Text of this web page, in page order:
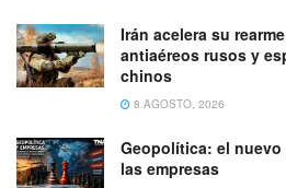
Irán acelera su
antiaéreos rusos y
chinos
8 AGOSTO, 2026
Geopolítica: el
las empresas